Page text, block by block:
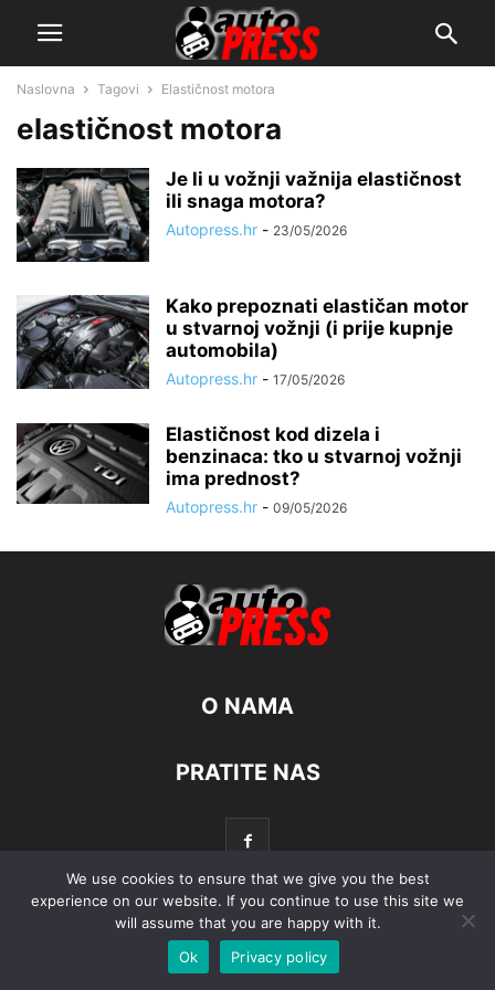
Naslovna Tagovi Elastičnost motora
elastičnost motora
Je li u vožnji važnija elastičnost
ili snaga motora?
Autopress.hr - 23/05/2026
Kako prepoznati elastičan motor
u stvarnoj vožnji (i prije kupnje
automobila)
Autopress.hr - 17/05/2026
Elastičnost kod dizela i
benzinaca: tko u stvarnoj vožnji
ima prednost?
Autopress.hr - 09/05/2026
O NAMA
PRATITE NAS
© Autopress - Sva prava pridržana.
We use cookies to ensure that we give you the best
experience on our website. If you continue to use this site we
will assume that you are happy with it.
Ok
Privacy policy